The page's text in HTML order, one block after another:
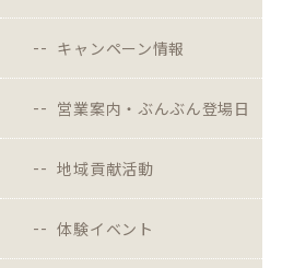
キャンペーン情報
営業案内・ぶんぶん登場日
地域貢献活動
体験イベント